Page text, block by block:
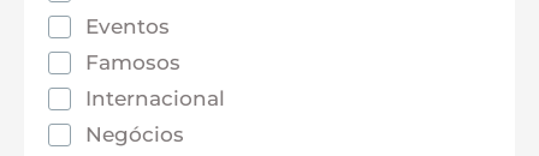
Eventos
Famosos
Internacional
Negócios